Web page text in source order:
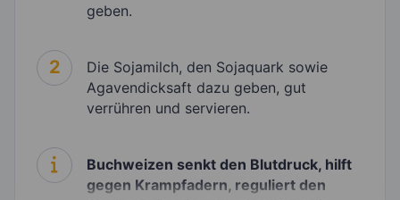
geben.
2
Die Sojamilch, den Sojaquark sowie
Agavendicksaft dazu geben, gut
verrühren und servieren.
Buchweizen senkt den Blutdruck, hilft
gegen Krampfadern, reguliert den